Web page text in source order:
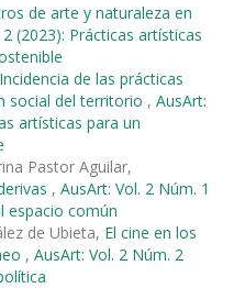
de arte y naturaleza en
(2023): Prácticas artísticas
Incidencia de las prácticas
social del territorio , AusArt:
artísticas para un
Pastor Aguilar,
, AusArt: Vol. 2 Núm. 1
espacio común
de Ubieta, El cine en los
, AusArt: Vol. 2 Núm. 2